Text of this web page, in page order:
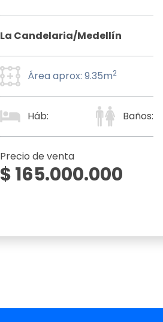
La Candelaria/Medellín
Área aprox: 9.35m2
Háb: Baños:
Precio de venta
$ 165.000.000